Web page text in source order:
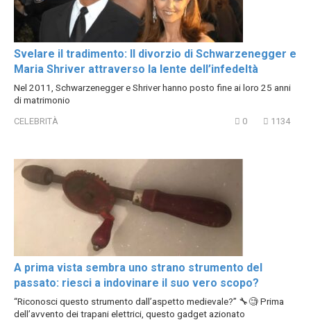
Svelare il tradimento: Il divorzio di Schwarzenegger e
Maria Shriver attraverso la lente dell’infedeltà
Nel 2011, Schwarzenegger e Shriver hanno posto fine ai loro 25 anni
di matrimonio
CELEBRITÀ 0 1134
A prima vista sembra uno strano strumento del
passato: riesci a indovinare il suo vero scopo?
“Riconosci questo strumento dall’aspetto medievale?” 🔧🧐 Prima
dell’avvento dei trapani elettrici, questo gadget azionato